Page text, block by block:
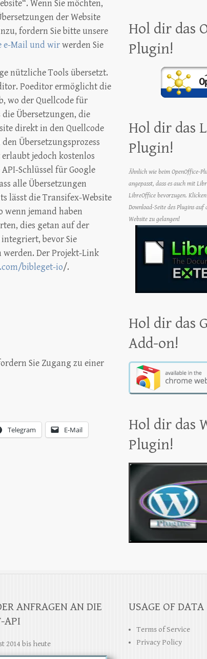
Wenn Sie möchten,
der Website
fordern Sie bitte unsere
e-Mail und wirwerden Sie
nützliche Tools übersetzt.
Poeditor ermöglicht die
wo der Quellcode für
die Übersetzungen, die
direkt in den Quellcode
Übersetzungsprozess
jedoch kostenlos
Schlüssel für Google
alle Übersetzungen
lässt die Transifex-Website
wenn jemand haben
dies getan auf der
bevor Sie
werden. Der Projekt-Link
bibleget-io/.
Sie Zugang zu einer
Telegram E-Mail
Hol dir das
Plugin!
Hol dir das
Plugin!
Ähnlich wie beim OpenOffice-
angepasst, dass es auch mit
LibreOffice bevorzugen.
Download-Seite des Plugins
Website zu gelangen!
Hol dir das
Add-on!
Hol dir das
Plugin!
ANFRAGEN AN DIE
API
2014 bis heute
USAGE OF DATA
Terms of Service
Privacy Policy